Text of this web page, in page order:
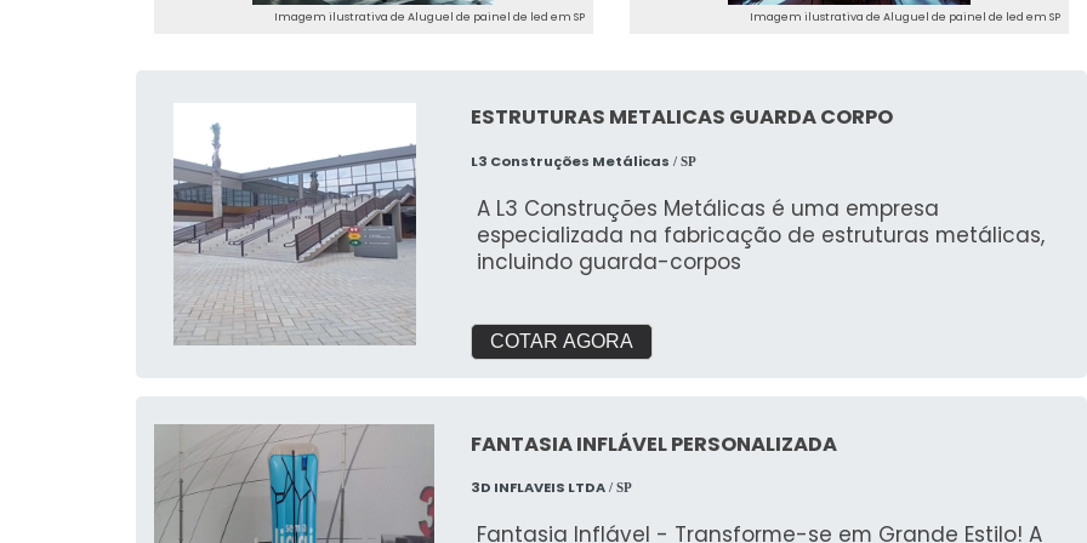
Imagem ilustrativa de Aluguel de painel de led em SP Imagem ilustrativa de Aluguel de painel de led em SP
ESTRUTURAS METALICAS GUARDA CORPO
L3 Construções Metálicas / SP
A L3 Construções Metálicas é uma empresa
especializada na fabricação de estruturas metálicas,
incluindo guarda-corpos
COTAR AGORA
FANTASIA INFLÁVEL PERSONALIZADA
3D INFLAVEIS LTDA / SP
Fantasia Inflável - Transforme-se em Grande Estilo! A